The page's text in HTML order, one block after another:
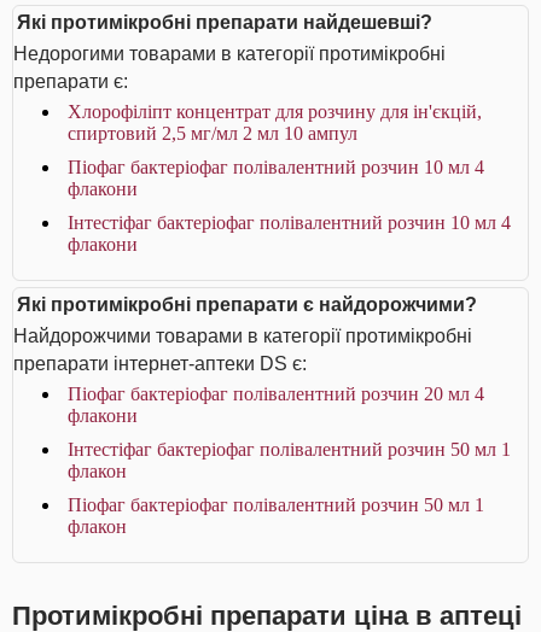
Які протимікробні препарати найдешевші?
Недорогими товарами в категорії протимікробні
препарати є:
Хлорофіліпт концентрат для розчину для ін'єкцій,
спиртовий 2,5 мг/мл 2 мл 10 ампул
Піофаг бактеріофаг полівалентний розчин 10 мл 4
флакони
Інтестіфаг бактеріофаг полівалентний розчин 10 мл 4
флакони
Які протимікробні препарати є найдорожчими?
Найдорожчими товарами в категорії протимікробні
препарати інтернет-аптеки DS є:
Піофаг бактеріофаг полівалентний розчин 20 мл 4
флакони
Інтестіфаг бактеріофаг полівалентний розчин 50 мл 1
флакон
Піофаг бактеріофаг полівалентний розчин 50 мл 1
флакон
Протимікробні препарати ціна в аптеці